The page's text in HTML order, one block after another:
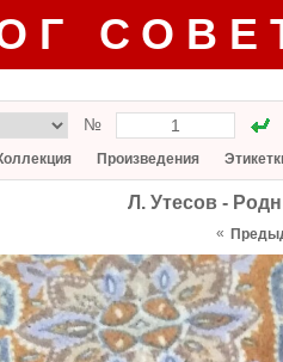
№
Произведения
Л. Утесов -
«